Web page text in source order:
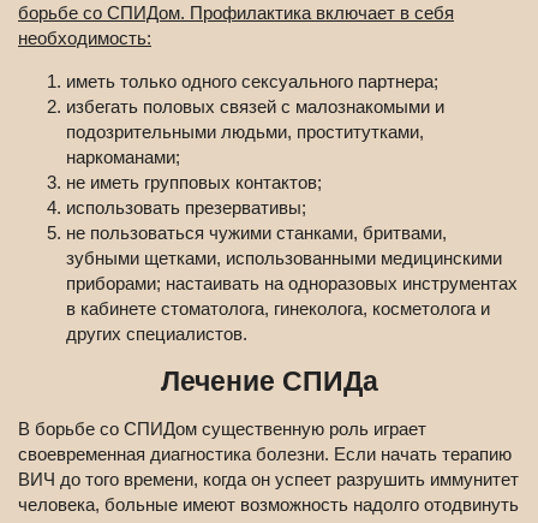
борьбе со СПИДом. Профилактика включает в себя
необходимость:
иметь только одного сексуального партнера;
избегать половых связей с малознакомыми и
подозрительными людьми, проститутками,
наркоманами;
не иметь групповых контактов;
использовать презервативы;
не пользоваться чужими станками, бритвами,
зубными щетками, использованными медицинскими
приборами; настаивать на одноразовых инструментах
в кабинете стоматолога, гинеколога, косметолога и
других специалистов.
Лечение СПИДа
В борьбе со СПИДом существенную роль играет
своевременная диагностика болезни. Если начать терапию
ВИЧ до того времени, когда он успеет разрушить иммунитет
человека, больные имеют возможность надолго отодвинуть